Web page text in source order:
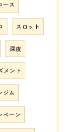
ース
スロット
深夜
メント
ジム
ペーン